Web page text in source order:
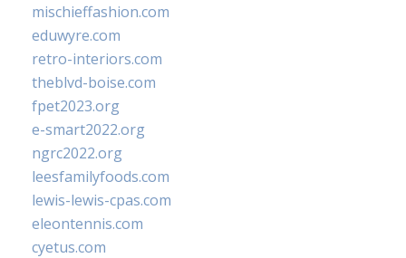
mischieffashion.com
eduwyre.com
retro-interiors.com
theblvd-boise.com
fpet2023.org
e-smart2022.org
ngrc2022.org
leesfamilyfoods.com
lewis-lewis-cpas.com
eleontennis.com
cyetus.com